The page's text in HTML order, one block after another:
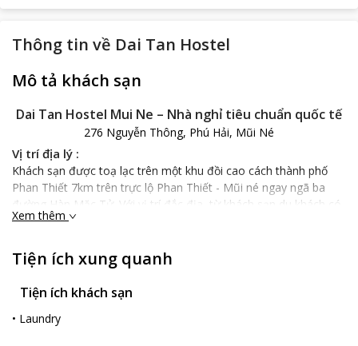
Thông tin về Dai Tan Hostel
Mô tả khách sạn
Dai Tan Hostel Mui Ne – Nhà nghỉ tiêu chuẩn quốc tế
276 Nguyễn Thông, Phú Hải, Mũi Né
Vị trí địa lý :
Khách sạn được toạ lạc trên một khu đồi cao cách thành phố
Phan Thiết 7km trên trực lộ Phan Thiết - Mũi né ngay ngã ba
đường Hàn Mặc Tử. Với vị trí đắc địa, từ khách sạn du khách có
thể dễ dàng tiếp cận các địa điểm vui chơi , giải trí hấp dẫn của
danh thắng có giá trị văn hóa – lịch sử của người Chăm tại Bình
Thuận chỉ 500 m. Bãi biển gần nhất cách nơi đây khoảng 1,5 km.
Ngoài ra, khi dừng chân tại đây du khách có thể ghé qua một vài
địa điểm du lịch hấp dẫn của tỉnh Bình Thuận như: Suối Tiên,
Bàu Trắng, Lầu Ông Hoàng,…
Đặc điểm của khách sạn :
Xem thêm
Tiện ích xung quanh
Tiện ích khách sạn
• Laundry